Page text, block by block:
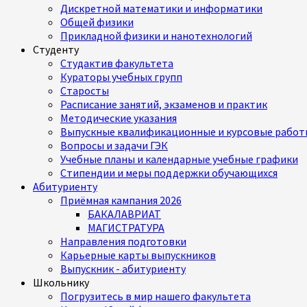
Дискретной математики и информатики
Общей физики
Прикладной физики и нанотехнологий
Студенту
Студактив факультета
Кураторы учебных групп
Старосты
Расписание занятий, экзаменов и практик
Методические указания
Выпускные квалификационные и курсовые
Вопросы и задачи ГЭК
Учебные планы и календарные учебные графики
Стипендии и меры поддержки обучающихся
Абитуриенту
Приёмная кампания 2026
БАКАЛАВРИАТ
МАГИСТРАТУРА
Направления подготовки
Карьерные карты выпускников
Выпускник - абитуриенту
Школьнику
Погрузитесь в мир нашего факультета